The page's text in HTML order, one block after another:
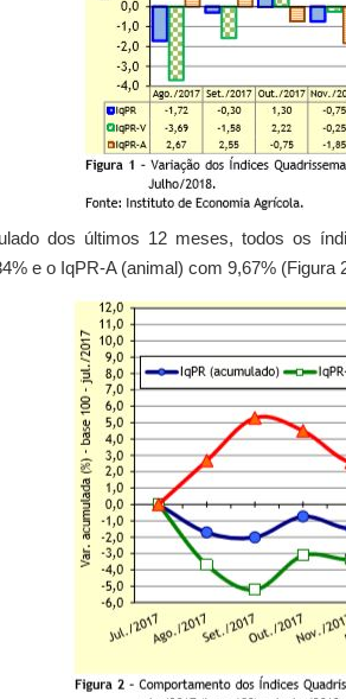
dos últimos 12 meses, todos os
e o IqPR-A (animal) com 9,67% (Figura